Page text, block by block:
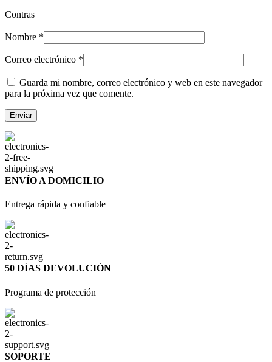
Contras
Nombre *
Correo electrónico *
Guarda mi nombre, correo electrónico y web en este navegador
para la próxima vez que comente.
ENVÍO A DOMICILIO
Entrega rápida y confiable
50 DÍAS DEVOLUCIÓN
Programa de protección
SOPORTE